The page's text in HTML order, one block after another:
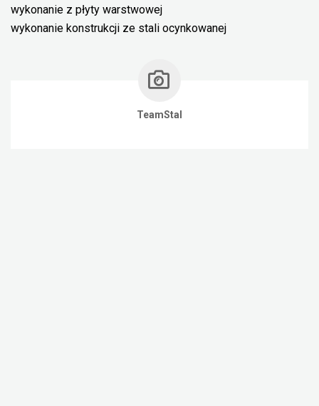
wykonanie z płyty warstwowej
wykonanie konstrukcji ze stali ocynkowanej
TeamStal